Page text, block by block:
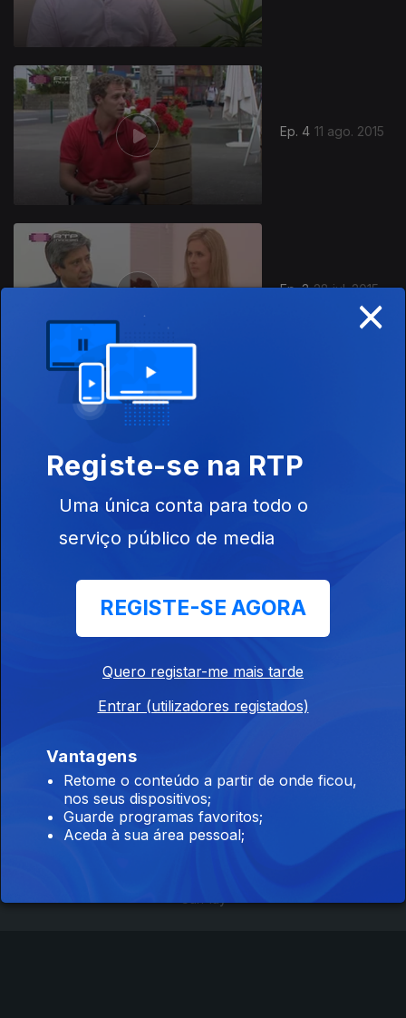
Ep. 4 11 ago. 2015
Ep. 3 28 jul. 2015
30 jun. 2015
Instale a aplicaçãoRTP Play
×
Registe-se na RTP
Uma única conta para todo o
serviço público de media
REGISTE-SE AGORA
Quero registar-me mais tarde
Entrar (utilizadores registados)
Vantagens
Retome o conteúdo a partir de onde ficou,
nos seus dispositivos;
Guarde programas favoritos;
Aceda à sua área pessoal;